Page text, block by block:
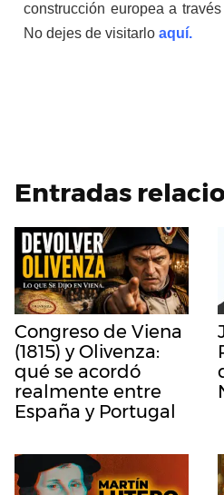
construcción europea a
No dejes de visitarlo aquí.
Entradas
Congreso de Viena
(1815) y Olivenza:
qué se acordó
realmente entre
España y Portugal